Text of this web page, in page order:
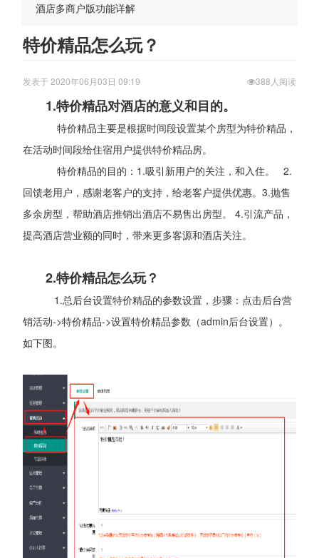
酒店多商户版功能详解
特价精品怎么玩？
发表于 2020年06月03日 09:19 388人阅读
1.特价精品对酒店的意义和目的。
特价精品主要是根据时间段设置某个房型为特价精品，
在活动时间段给住宿用户提供特价精品房。
特价精品的目的：1.吸引新用户的关注，和入住。 2.
回馈老用户，感谢老客户的支持，给老客户提供优惠。3.抛售
多余房型，帮助酒店推销出酒店不易售出房型。 4.引流产品，
提高酒店营业额的同时，带来更多客源和酒店关注。
2.特价精品怎么玩？
1.总后台设置特价精品的参数设置，步骤：点击后台营
销活动->特价精品->设置特价精品参数（admin后台设置）。
如下图。